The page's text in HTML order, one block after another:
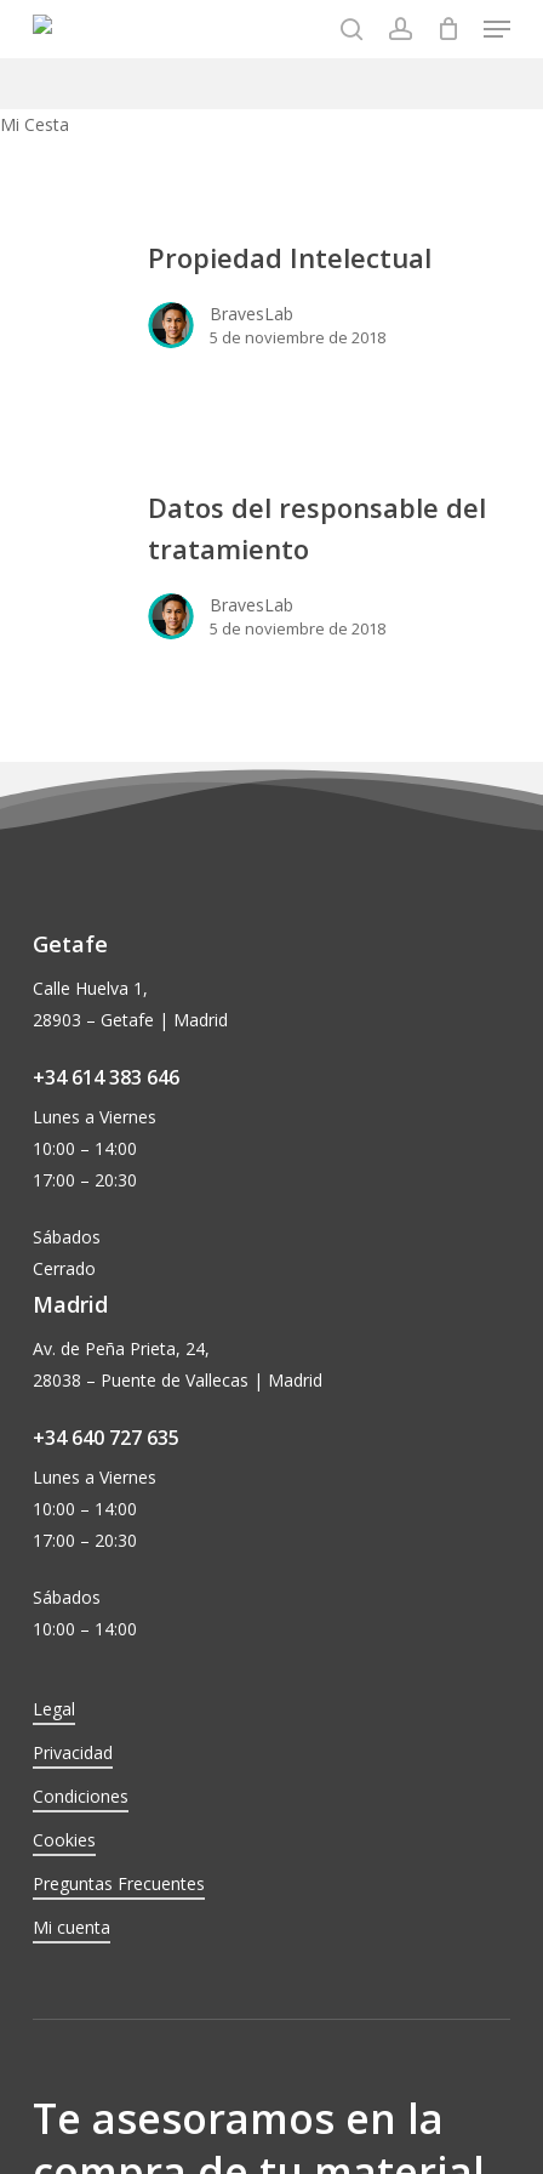
Menu
Mi Cesta
Propiedad Intelectual
BravesLab
5 de noviembre de 2018
responsable
del
Datos del responsable del
tratamiento
BravesLab
5 de noviembre de 2018
Getafe
Calle Huelva 1,
28903 – Getafe | Madrid
+34 614 383 646
Lunes a Viernes
10:00 – 14:00
17:00 – 20:30
Sábados
Cerrado
Madrid
Av. de Peña Prieta, 24,
28038 – Puente de Vallecas | Madrid
+34 640 727 635
Lunes a Viernes
10:00 – 14:00
17:00 – 20:30
Sábados
10:00 – 14:00
Legal
Privacidad
Condiciones
Cookies
Preguntas Frecuentes
Mi cuenta
Te asesoramos en la